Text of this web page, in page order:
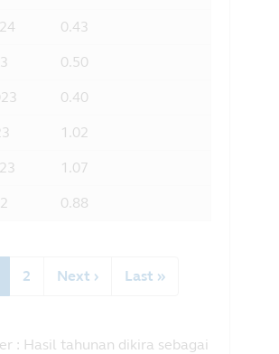
0.43
0.50
0.40
1.02
1.07
0.88
Halaman
2
Next
Next ›
Last
Last »
: Hasil tahunan dikira sebagai